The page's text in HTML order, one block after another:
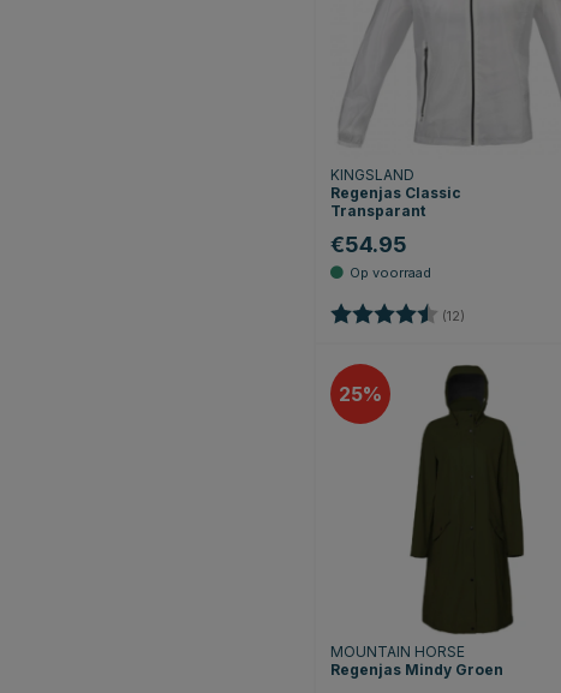
KINGSLAND
Regenjas Classic
Transparant
€54.95
Beoordeling: (12)
25
MOUNTAIN HORSE
Regenjas Mindy Groen